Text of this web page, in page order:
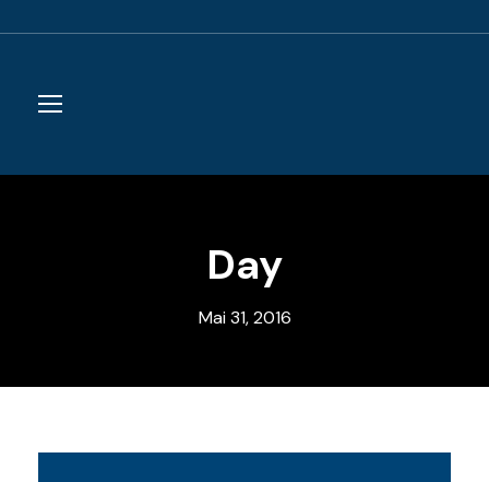
Day
Mai 31, 2016